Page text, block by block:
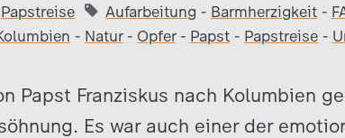
Papstreise Aufarbeitung - Barmherzigkeit -
- Natur- Opfer- Papst - Papstreise -
Papst Franziskus nach Kolumbien
Es war auch einer der